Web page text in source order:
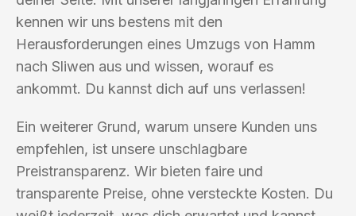
kennen wir uns bestens mit den
Herausforderungen eines Umzugs von Hamm
nach Sliwen aus und wissen, worauf es
ankommt. Du kannst dich auf uns verlassen!
Ein weiterer Grund, warum unsere Kunden uns
empfehlen, ist unsere unschlagbare
Preistransparenz. Wir bieten faire und
transparente Preise, ohne versteckte Kosten. Du